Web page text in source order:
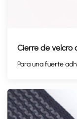
Cierre de velcro
Para una fuerte